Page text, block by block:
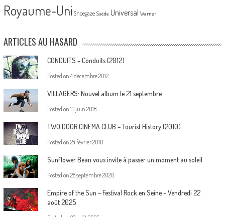
Royaume-Uni Shoegaze Suède Universal Warner
ARTICLES AU HASARD
CONDUITS – Conduits (2012)
Posted on 4 décembre 2012
VILLAGERS: Nouvel album le 21 septembre
Posted on 13 juin 2018
TWO DOOR CINEMA CLUB – Tourist History (2010)
Posted on 24 février 2010
Sunflower Bean vous invite à passer un moment au soleil
Posted on 28 septembre 2020
Empire of the Sun – Festival Rock en Seine – Vendredi 22
août 2025